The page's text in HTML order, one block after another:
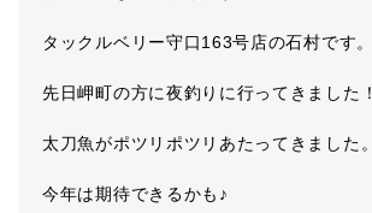
タックルベリー守口163号店の石村です。
先日岬町の方に夜釣りに行ってきました！
太刀魚がポツリポツリあたってきました。
今年は期待できるかも♪